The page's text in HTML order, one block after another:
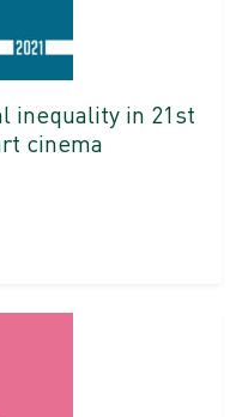
inequality in 21st
cinema